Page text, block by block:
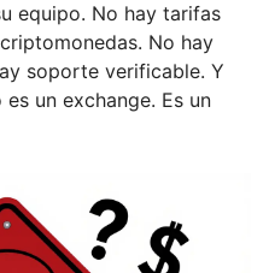
equipo. No hay tarifas
No hay
soporte verificable. Y
un exchange. Es un